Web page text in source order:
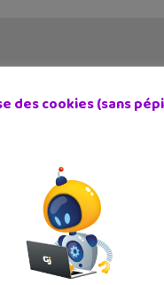
des cookies (sans